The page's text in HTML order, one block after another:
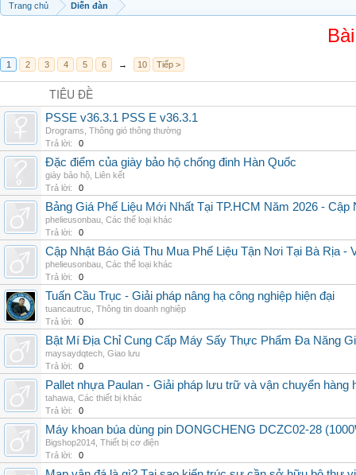
Trang chủ Diễn đàn
1 2 3 4 5 6 → 10 Tiếp >
TIÊU ĐỀ
PSSE v36.3.1 PSS E v36.3.1
Drograms Thông gió thông thường
Trả lời:
0
Đặc điểm của giày bảo hộ chống đinh Hàn Quốc
giày bảo hộ Liên kết
Trả lời:
0
Bảng Giá Phế Liệu Mới Nhất Tại TP.HCM Năm 2026 - Cập
phelieusonbau Các thể loại khác
Trả lời:
0
Cập Nhật Báo Giá Thu Mua Phế Liệu Tận Nơi Tại Bà Rịa -
phelieusonbau Các thể loại khác
Trả lời:
0
Tuấn Cầu Trục - Giải pháp nâng hạ công nghiệp hiện đại
tuancautruc Thông tin doanh nghiệp
Trả lời:
0
Bật Mí Địa Chỉ Cung Cấp Máy Sấy Thực Phẩm Đa Năng
maysaydqtech Giao lưu
Trả lời:
0
Pallet nhựa Paulan - Giải pháp lưu trữ và vận chuyển hàng
tahawa Các thiết bị khác
Trả lời:
0
Máy khoan búa dùng pin DONGCHENG DCZC02-28
Bigshop2014 Thiết bị cơ điện
Trả lời:
0